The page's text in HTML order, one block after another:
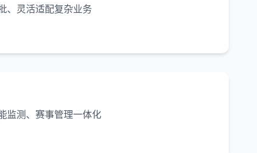
、灵活适配复杂业务
监测、赛事管理一体化